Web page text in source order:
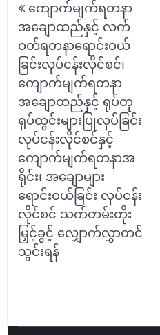
navigation
ကျောက်မျက်ရတနာ
အချောထည်နှင့် လက်
ဝတ်ရတနာရောင်းဝယ်
ခြင်းလုပ်ငန်းလိုင်စင်၊
ကျောက်မျက်ရတနာ
အချောထည်နှင့် ရုပ်တု
ရုပ်ထွင်းများပြုလုပ်ခြင်း
လုပ်ငန်းလိုင်စင်နှင့်
ကျောက်မျက်ရတနာအ
ရိုင်း၊ အချောများ
ရောင်းဝယ်ခြင်း လုပ်ငန်း
လိုင်စင် သက်တမ်းတိုး
မြှင့်ခွင့် လျှောက်လွှာတင်
သွင်းရန်